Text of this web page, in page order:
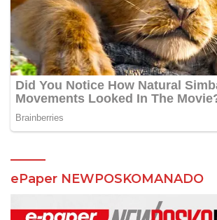
ePaper NEWPOSKOMANADO